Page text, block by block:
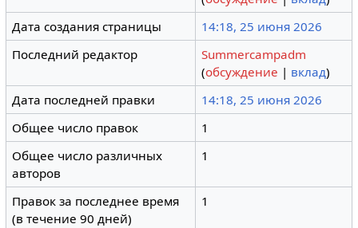
Дата создания страницы
14:18, 25 июня 2026
Последний редактор
Summercampadm
(обсуждение | вклад)
Дата последней правки
14:18, 25 июня 2026
Общее число правок
1
Общее число различных
авторов
1
Правок за последнее время
(в течение 90 дней)
1